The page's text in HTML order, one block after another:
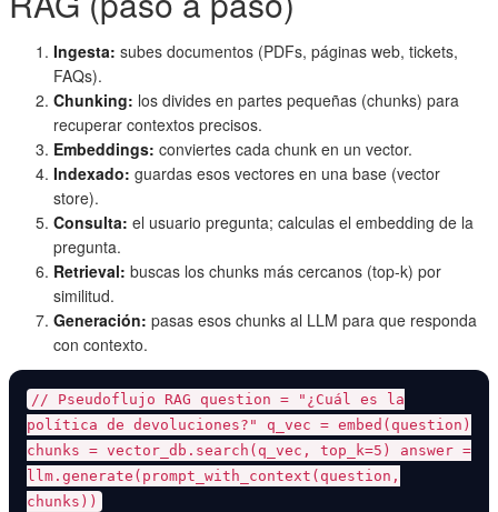
Ingesta: subes documentos (PDFs, páginas web, tickets,
FAQs).
Chunking: los divides en partes pequeñas (chunks) para
recuperar contextos precisos.
Embeddings: conviertes cada chunk en un vector.
Indexado: guardas esos vectores en una base (vector
store).
Consulta: el usuario pregunta; calculas el embedding de la
pregunta.
Retrieval: buscas los chunks más cercanos (top-k) por
similitud.
Generación: pasas esos chunks al LLM para que responda
con contexto.
// Pseudoflujo RAG question = "¿Cuál es la
política de devoluciones?" q_vec = embed(question)
chunks = vector_db.search(q_vec, top_k=5) answer =
llm.generate(prompt_with_context(question,
chunks))